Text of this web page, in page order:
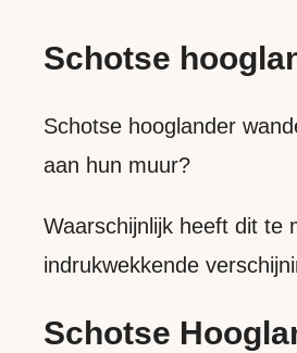
Schotse
Schotse hooglander
aan hun muur?
Waarschijnlijk heeft dit te
indrukwekkende
Schotse